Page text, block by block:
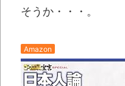
そうか・・・。
Amazon